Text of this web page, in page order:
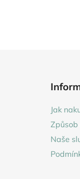
Jak
Naše